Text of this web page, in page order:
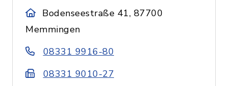
Bodenseestraße 41, 87700
Memmingen
08331 9916-80
08331 9010-27